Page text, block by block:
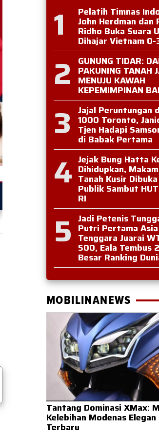
1 Pelatih Timnas
John Herdman dan
Ridho Buka Suara
Dihajar Vietnam 0-
2 GUNUNG TIDAR:
PAKUNING TANAH
MENUJU KAWAH
KEPEMIMPINAN
3 Jajal Peruntungan
1000 Toronto,
Tjen Hadapi
di Babak Pertama
4 Jejak Bung Hatta
Dihidupkan, Makam
Tanah Kusir
Publik Sambut
RI
5 Jadi Petenis
Putri Pertama Asia
Tenggara Juarai
500, Eala Tembus
Besar Ranking
MOBILINANEWS
Tantang Dominasi XMax:
Kelebihan Modenas
Terbaru